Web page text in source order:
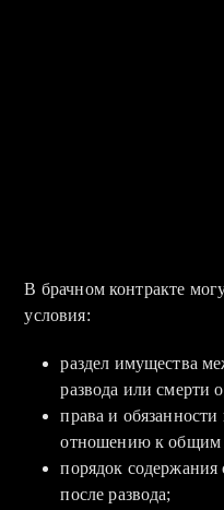
В брачном контракте
условия:
раздел имущества
развода или смерти
права и
отношению к общим
порядок содержания
после развода;